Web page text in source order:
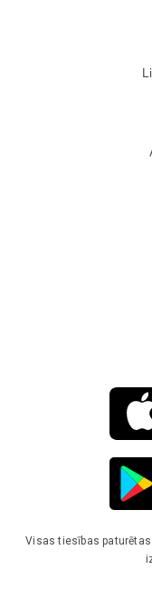
Visas tiesības